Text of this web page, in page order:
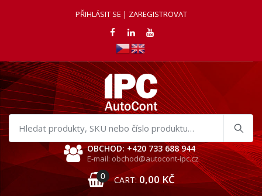
PŘIHLÁSIT SE | ZAREGISTROVAT
Hledat
produkty
OBCHOD: +420 733 688 944
E-mail: obchod@autocont-ipc.cz
0 CART: 0,00 KČ